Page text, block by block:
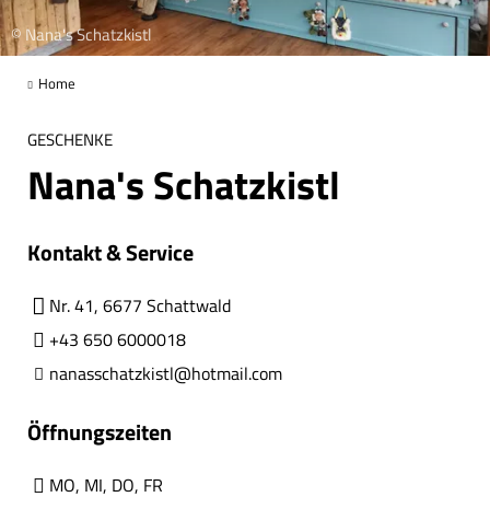
© Nana's Schatzkistl
Home
GESCHENKE
Nana's Schatzkistl
Kontakt & Service
Nr. 41, 6677 Schattwald
+43 650 6000018
nanasschatzkistl@hotmail.com
Öffnungszeiten
MO, MI, DO, FR